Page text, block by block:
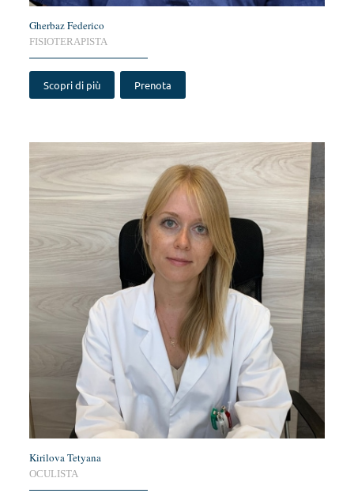
Gherbaz Federico
FISIOTERAPISTA
Scopri di più Prenota
Kirilova Tetyana
OCULISTA